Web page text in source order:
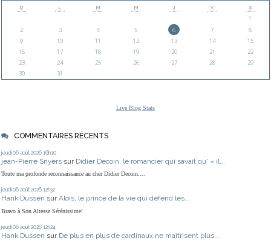
D L M M J V S
1
2
3 4 5 6 7
8
9
10 11 12 13 14
15
16
17 18 19 20 21
22
23
24 25 26 27 28
29
30
31
Live Blog Stats
COMMENTAIRES RÉCENTS
jeudi 06 août 2026 16h10
jean-Pierre Snyers sur Didier Decoin, le romancier qui savait qu' « il...
Toute ma profonde reconnaissance au cher Didier Decoin....
jeudi 06 août 2026 12h32
Hank Dussen sur Alois, le prince de la vie qui défend les...
Bravo à Son Altesse Sérénissime!
jeudi 06 août 2026 12h24
Hank Dussen sur De plus en plus de cardinaux ne maîtrisent plus...